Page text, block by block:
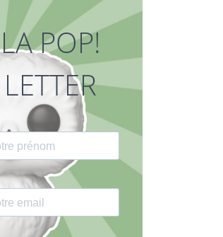
LA POP!
LETTER